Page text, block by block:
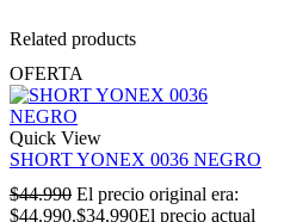
Related products
OFERTA
Quick View
SHORT YONEX 0036 NEGRO
$44.990 El precio original era:
$44.990.$34.990El precio actual